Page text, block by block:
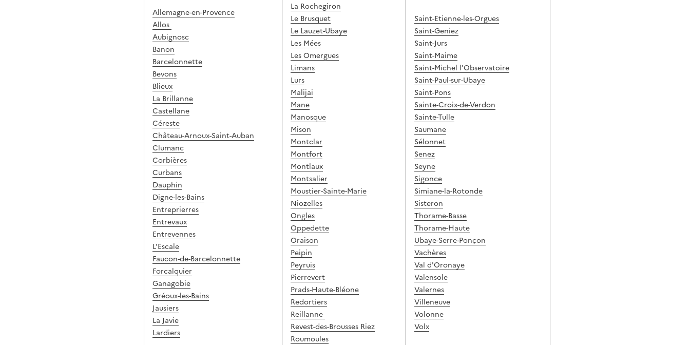
Allemagne-en-Provence
Allos
Aubignosc
Banon
Barcelonnette
Bevons
Blieux
La Brillanne
Castellane
Céreste
Château-Arnoux-Saint-Auban
Clumanc
Corbières
Curbans
Dauphin
Digne-les-Bains
Entreprierres
Entrevaux
Entrevennes
L'Escale
Faucon-de-Barcelonnette
Forcalquier
Ganagobie
Gréoux-les-Bains
Jausiers
La Javie
Lardiers
La Rochegiron
Le Brusquet
Le Lauzet-Ubaye
Les Mées
Les Omergues
Limans
Lurs
Malijai
Mane
Manosque
Mison
Montclar
Montfort
Montlaux
Montsalier
Moustier-Sainte-Marie
Niozelles
Ongles
Oppedette
Oraison
Peipin
Peyruis
Pierrevert
Prads-Haute-Bléone
Redortiers
Reillanne
Revest-des-Brousses Riez
Roumoules
Saint-Etienne-les-Orgues
Saint-Geniez
Saint-Jurs
Saint-Maime
Saint-Michel l'Observatoire
Saint-Paul-sur-Ubaye
Saint-Pons
Sainte-Croix-de-Verdon
Sainte-Tulle
Saumane
Sélonnet
Senez
Seyne
Sigonce
Simiane-la-Rotonde
Sisteron
Thorame-Basse
Thorame-Haute
Ubaye-Serre-Ponçon
Vachères
Val d'Oronaye
Valensole
Valernes
Villeneuve
Volonne
Volx